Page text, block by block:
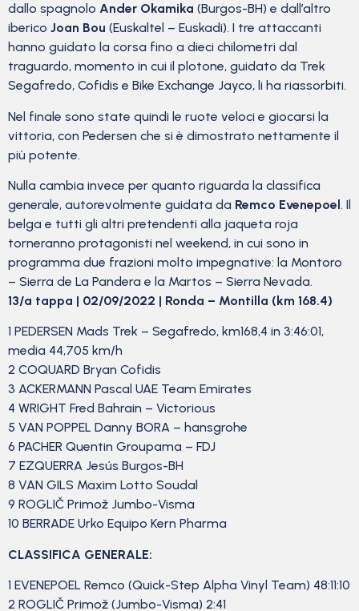
dallo spagnolo Ander Okamika (Burgos-BH) e dall’altro
iberico Joan Bou (Euskaltel – Euskadi). I tre attaccanti
hanno guidato la corsa fino a dieci chilometri dal
traguardo, momento in cui il plotone, guidato da Trek
Segafredo, Cofidis e Bike Exchange Jayco, li ha riassorbiti.
Nel finale sono state quindi le ruote veloci e giocarsi la
vittoria, con Pedersen che si è dimostrato nettamente il
più potente.
Nulla cambia invece per quanto riguarda la classifica
generale, autorevolmente guidata da Remco Evenepoel. Il
belga e tutti gli altri pretendenti alla jaqueta roja
torneranno protagonisti nel weekend, in cui sono in
programma due frazioni molto impegnative: la Montoro
– Sierra de La Pandera e la Martos – Sierra Nevada.
13/a tappa | 02/09/2022 | Ronda – Montilla (km 168.4)
1 PEDERSEN Mads Trek – Segafredo, km168,4 in 3:46:01,
media 44,705 km/h
2 COQUARD Bryan Cofidis
3 ACKERMANN Pascal UAE Team Emirates
4 WRIGHT Fred Bahrain – Victorious
5 VAN POPPEL Danny BORA – hansgrohe
6 PACHER Quentin Groupama – FDJ
7 EZQUERRA Jesús Burgos-BH
8 VAN GILS Maxim Lotto Soudal
9 ROGLIČ Primož Jumbo-Visma
10 BERRADE Urko Equipo Kern Pharma
CLASSIFICA GENERALE:
1 EVENEPOEL Remco (Quick-Step Alpha Vinyl Team) 48:11:10
2 ROGLIČ Primož (Jumbo-Visma) 2:41